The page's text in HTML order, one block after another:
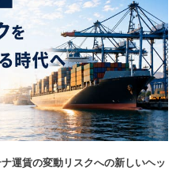
運賃の変動リスクへの新しいヘッ